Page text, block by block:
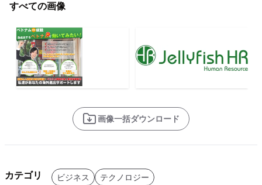
すべての画像
画像一括ダウンロード
カテゴリ ビジネス テクノロジー